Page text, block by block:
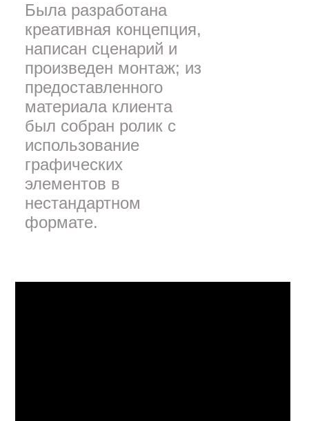
Была разработана
креативная концепция,
написан сценарий и
произведен монтаж; из
предоставленного
материала клиента
был собран ролик с
использование
графических
элементов в
нестандартном
формате.